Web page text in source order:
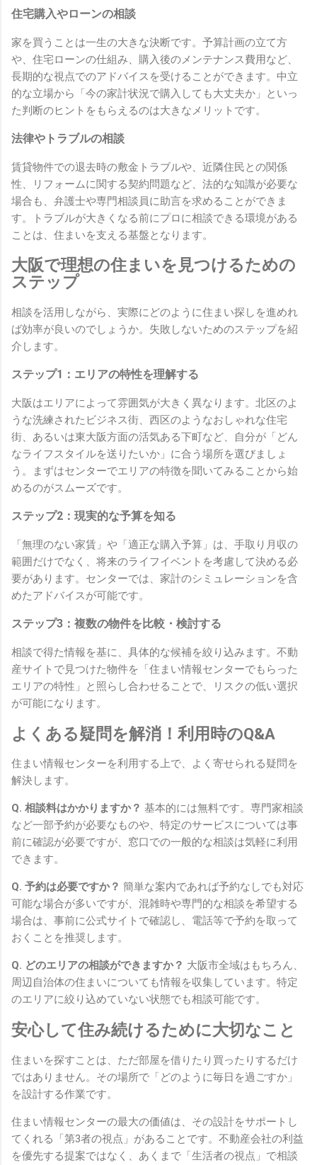
住宅購入やローンの相談
家を買うことは一生の大きな決断です。予算計画の立て方
や、住宅ローンの仕組み、購入後のメンテナンス費用など、
長期的な視点でのアドバイスを受けることができます。中立
的な立場から「今の家計状況で購入しても大丈夫か」といっ
た判断のヒントをもらえるのは大きなメリットです。
法律やトラブルの相談
賃貸物件での退去時の敷金トラブルや、近隣住民との関係
性、リフォームに関する契約問題など、法的な知識が必要な
場合も、弁護士や専門相談員に助言を求めることができま
す。トラブルが大きくなる前にプロに相談できる環境がある
ことは、住まいを支える基盤となります。
大阪で理想の住まいを見つけるための
ステップ
相談を活用しながら、実際にどのように住まい探しを進めれ
ば効率が良いのでしょうか。失敗しないためのステップを紹
介します。
ステップ1：エリアの特性を理解する
大阪はエリアによって雰囲気が大きく異なります。北区のよ
うな洗練されたビジネス街、西区のようなおしゃれな住宅
街、あるいは東大阪方面の活気ある下町など、自分が「どん
なライフスタイルを送りたいか」に合う場所を選びましょ
う。まずはセンターでエリアの特徴を聞いてみることから始
めるのがスムーズです。
ステップ2：現実的な予算を知る
「無理のない家賃」や「適正な購入予算」は、手取り月収の
範囲だけでなく、将来のライフイベントを考慮して決める必
要があります。センターでは、家計のシミュレーションを含
めたアドバイスが可能です。
ステップ3：複数の物件を比較・検討する
相談で得た情報を基に、具体的な候補を絞り込みます。不動
産サイトで見つけた物件を「住まい情報センターでもらった
エリアの特性」と照らし合わせることで、リスクの低い選択
が可能になります。
よくある疑問を解消！利用時のQ&A
住まい情報センターを利用する上で、よく寄せられる疑問を
解決します。
Q. 相談料はかかりますか？ 基本的には無料です。専門家相談
など一部予約が必要なものや、特定のサービスについては事
前に確認が必要ですが、窓口での一般的な相談は気軽に利用
できます。
Q. 予約は必要ですか？ 簡単な案内であれば予約なしでも対応
可能な場合が多いですが、混雑時や専門的な相談を希望する
場合は、事前に公式サイトで確認し、電話等で予約を取って
おくことを推奨します。
Q. どのエリアの相談ができますか？ 大阪市全域はもちろん、
周辺自治体の住まいについても情報を収集しています。特定
のエリアに絞り込めていない状態でも相談可能です。
安心して住み続けるために大切なこと
住まいを探すことは、ただ部屋を借りたり買ったりするだけ
ではありません。その場所で「どのように毎日を過ごすか」
を設計する作業です。
住まい情報センターの最大の価値は、その設計をサポートし
てくれる「第3者の視点」があることです。不動産会社の利益
を優先する提案ではなく、あくまで「生活者の視点」で相談